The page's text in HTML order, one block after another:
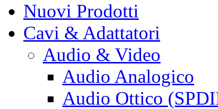
Nuovi Prodotti
Cavi & Adattatori
Audio & Video
Audio Analogico
Audio Ottico